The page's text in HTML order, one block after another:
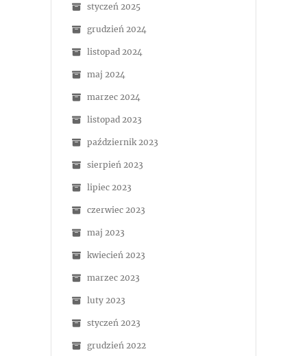
styczeń 2025
grudzień 2024
listopad 2024
maj 2024
marzec 2024
listopad 2023
październik 2023
sierpień 2023
lipiec 2023
czerwiec 2023
maj 2023
kwiecień 2023
marzec 2023
luty 2023
styczeń 2023
grudzień 2022